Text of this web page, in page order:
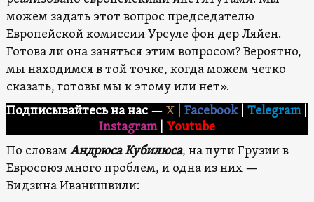
можем задать этот вопрос председателю
Европейской комиссии Урсуле фон дер Ляйен.
Готова ли она заняться этим вопросом? Вероятно,
мы находимся в той точке, когда можем четко
сказать, готовы мы к этому или нет».
Подписывайтесь на нас — X Facebook Telegram|
Instagram
Youtube
По словамАндрюса Кубилюса, на пути Грузии в
Евросоюз много проблем, и одна из них —
Бидзина Иванишвили: